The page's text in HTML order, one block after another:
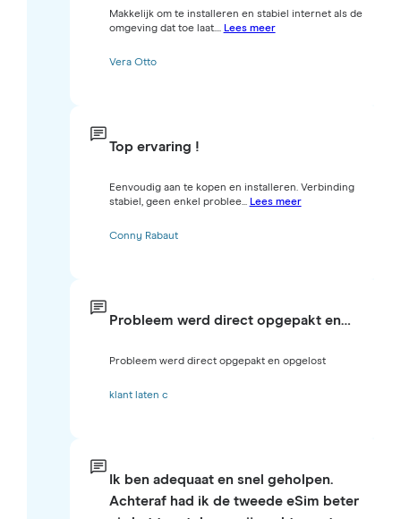
Makkelijk om te installeren en stabiel internet als de
omgeving dat toe laat.... Lees meer
Vera Otto
Top ervaring !
Eenvoudig aan te kopen en installeren. Verbinding
stabiel, geen enkel problee... Lees meer
Conny Rabaut
Probleem werd direct opgepakt en…
Probleem werd direct opgepakt en opgelost
klant laten c
Ik ben adequaat en snel geholpen.
Achteraf had ik de tweede eSim beter